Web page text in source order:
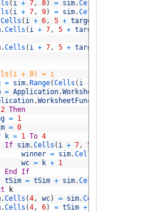
( i + 7 , 8) = sim.Cells
( i + 7 , 9) = sim.Cells
Cells ( i + 6 , 5 + target
.Cells ( i + 7 , 5 + target
.Cells ( i + 7 , 5 + target
+ 8) = i
= sim.Range(Cells ( i +
= Application.WorksheetFunction
.WorksheetFunction
2 Then
= 1
= 0
k = 1 To 4
If sim.Cells ( i + 7 , 5
winner = sim.Cells
wc = k + 1
End
If
tSim = tSim + sim.Cells
k
.Cells (4 , wc) = sim.Cells
.Cells (4 , 6) = tSim +